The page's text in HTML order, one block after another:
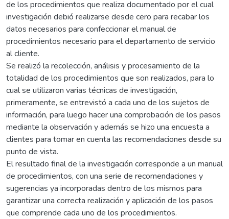
de los procedimientos que realiza documentado por el cual
investigación debió realizarse desde cero para recabar los
datos necesarios para confeccionar el manual de
procedimientos necesario para el departamento de servicio
al cliente.
Se realizó la recolección, análisis y procesamiento de la
totalidad de los procedimientos que son realizados, para lo
cual se utilizaron varias técnicas de investigación,
primeramente, se entrevistó a cada uno de los sujetos de
información, para luego hacer una comprobación de los pasos
mediante la observación y además se hizo una encuesta a
clientes para tomar en cuenta las recomendaciones desde su
punto de vista.
El resultado final de la investigación corresponde a un manual
de procedimientos, con una serie de recomendaciones y
sugerencias ya incorporadas dentro de los mismos para
garantizar una correcta realización y aplicación de los pasos
que comprende cada uno de los procedimientos.